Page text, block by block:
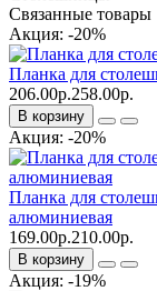
Связанные товары
Акция: -20%
Планка для
206.00р.258.00р.
В корзину
Акция: -20%
Планка для
алюминиевая
169.00р.210.00р.
В корзину
Акция: -19%